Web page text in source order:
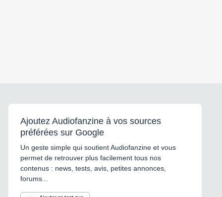
Ajoutez Audiofanzine à vos sources
préférées sur Google
Un geste simple qui soutient Audiofanzine et vous
permet de retrouver plus facilement tous nos
contenus : news, tests, avis, petites annonces,
forums...